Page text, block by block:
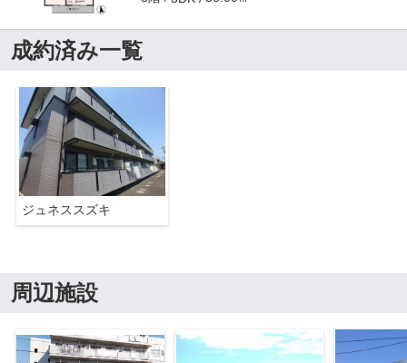
成約済み一覧
ジュネススズキ
周辺施設